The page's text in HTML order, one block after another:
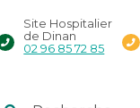
Site Hospitalier
de Dinan
02 96 85 72 85